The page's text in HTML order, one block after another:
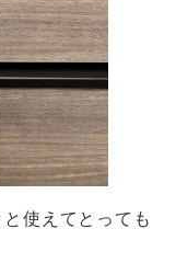
使えてとっても